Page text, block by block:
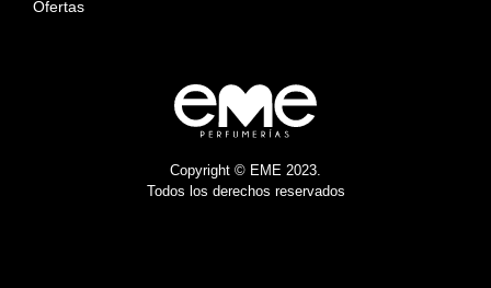
Copyright © EME 2023.
Todos los derechos reservados
Ofertas